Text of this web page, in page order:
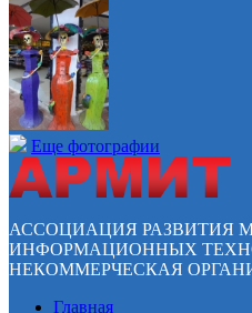
Еще фотографии
АССОЦИАЦИЯ РАЗВИТИЯ
ИНФОРМАЦИОННЫХ
НЕКОММЕРЧЕСКАЯ
Главная